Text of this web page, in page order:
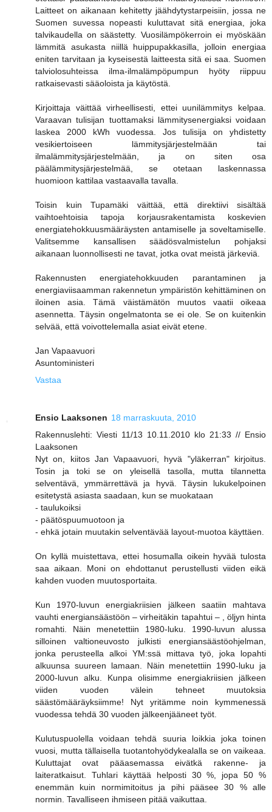
Laitteet on aikanaan kehitetty jäähdytystarpeisiin, jossa ne
Suomen suvessa nopeasti kuluttavat sitä energiaa, joka
talvikaudella on säästetty. Vuosilämpökerroin ei myöskään
lämmitä asukasta niillä huippupakkasilla, jolloin energiaa
eniten tarvitaan ja kyseisestä laitteesta sitä ei saa. Suomen
talviolosuhteissa ilma-ilmalämpöpumpun hyöty riippuu
ratkaisevasti sääoloista ja käytöstä.
Kirjoittaja väittää virheellisesti, ettei uunilämmitys kelpaa.
Varaavan tulisijan tuottamaksi lämmitysenergiaksi voidaan
laskea 2000 kWh vuodessa. Jos tulisija on yhdistetty
vesikiertoiseen lämmitysjärjestelmään tai
ilmalämmitysjärjestelmään, ja on siten osa
päälämmitysjärjestelmää, se otetaan laskennassa
huomioon kattilaa vastaavalla tavalla.
Toisin kuin Tupamäki väittää, että direktiivi sisältää
vaihtoehtoisia tapoja korjausrakentamista koskevien
energiatehokkuusmääräysten antamiselle ja soveltamiselle.
Valitsemme kansallisen säädösvalmistelun pohjaksi
aikanaan luonnollisesti ne tavat, jotka ovat meistä järkeviä.
Rakennusten energiatehokkuuden parantaminen ja
energiaviisaamman rakennetun ympäristön kehittäminen on
iloinen asia. Tämä väistämätön muutos vaatii oikeaa
asennetta. Täysin ongelmatonta se ei ole. Se on kuitenkin
selvää, että voivottelemalla asiat eivät etene.
Jan Vapaavuori
Asuntoministeri
Vastaa
Ensio Laaksonen 18 marraskuuta, 2010
Rakennuslehti: Viesti 11/13 10.11.2010 klo 21:33 // Ensio
Laaksonen
Nyt on, kiitos Jan Vapaavuori, hyvä "yläkerran" kirjoitus.
Tosin ja toki se on yleisellä tasolla, mutta tilannetta
selventävä, ymmärrettävä ja hyvä. Täysin lukukelpoinen
esitetystä asiasta saadaan, kun se muokataan
- taulukoiksi
- päätöspuumuotoon ja
- ehkä jotain muutakin selventävää layout-muotoa käyttäen.
On kyllä muistettava, ettei hosumalla oikein hyvää tulosta
saa aikaan. Moni on ehdottanut perustellusti viiden eikä
kahden vuoden muutosportaita.
Kun 1970-luvun energiakriisien jälkeen saatiin mahtava
vauhti energiansäästöön – virheitäkin tapahtui – , öljyn hinta
romahti. Näin menetettiin 1980-luku. 1990-luvun alussa
silloinen valtioneuvosto julkisti energiansäästöohjelman,
jonka perusteella alkoi YM:ssä mittava työ, joka lopahti
alkuunsa suureen lamaan. Näin menetettiin 1990-luku ja
2000-luvun alku. Kunpa olisimme energiakriisien jälkeen
viiden vuoden välein tehneet muutoksia
säästömääräyksiimme! Nyt yritämme noin kymmenessä
vuodessa tehdä 30 vuoden jälkeenjääneet työt.
Kulutuspuolella voidaan tehdä suuria loikkia joka toinen
vuosi, mutta tällaisella tuotantohyödykealalla se on vaikeaa.
Kuluttajat ovat pääasemassa eivätkä rakenne- ja
laiteratkaisut. Tuhlari käyttää helposti 30 %, jopa 50 %
enemmän kuin normimitoitus ja pihi pääsee 30 % alle
normin. Tavalliseen ihmiseen pitää vaikuttaa.